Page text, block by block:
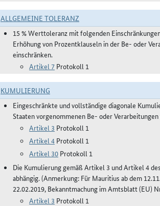
ALLGEMEINE TOLERANZ
15 % Werttoleranz mit folgenden
Erhöhung von Prozentklauseln in der Be- oder
einschränken.
Artikel 7 Protokoll 1
KUMULIERUNG
Eingeschränkte und vollständige diagonale
Staaten vorgenommenen Be- oder
Artikel 3 Protokoll 1
Artikel 4 Protokoll 1
Artikel 30 Protokoll 1
Die Kumulierung gemäß Artikel 3 und Artikel 4
abhängig. (Anmerkung: Für Mauritius ab dem
22.02.2019, Bekanntmachung im Amtsblatt (EU)
Artikel 3 Protokoll 1